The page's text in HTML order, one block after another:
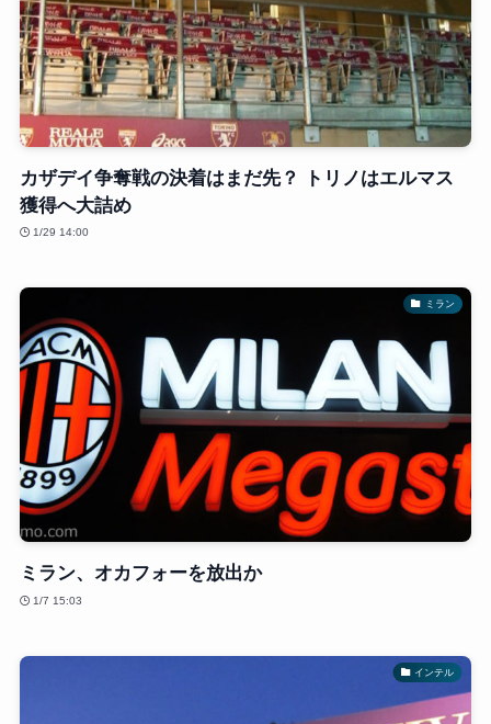
カザデイ争奪戦の決着はまだ先？ トリノはエルマス
獲得へ大詰め
1/29 14:00
ミラン
ミラン、オカフォーを放出か
1/7 15:03
インテル